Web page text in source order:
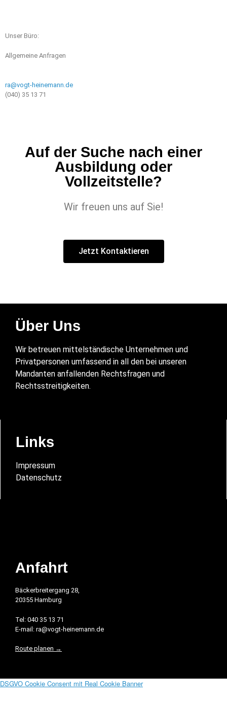
Unser Büro:
Allgemeine Anfragen
ra@vogt-heinemann.de
(040) 35 13 71
Auf der Suche nach einer
Ausbildung oder
Vollzeitstelle?
Wir freuen uns auf Sie!
Jetzt Kontaktieren
Über Uns
Wir betreuen mittelständische Unternehmen und
Privatpersonen umfassend in all den bei unseren
Mandanten anfallenden Rechtsfragen und
Rechtsstreitigkeiten.
Links
Impressum
Datenschutz
Anfahrt
Bäckerbreitergang 28,
20355 Hamburg
Tel: 040 35 13 71
E-mail: ra@vogt-heinemann.de
Route planen →
DSGVO Cookie Consent mit Real Cookie Banner